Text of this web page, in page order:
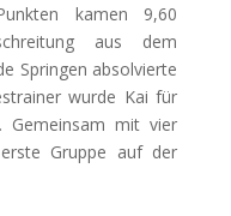
kamen 9,60
aus dem
Springen absolvierte
wurde Kai für
Gemeinsam mit vier
Gruppe auf der